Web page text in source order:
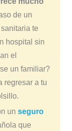
de un
te
hospital sin
el
un familiar?
regresar a tu
un seguro
que